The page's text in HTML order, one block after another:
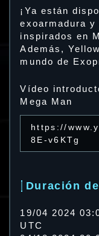
¡Ya están
exoarmadura
inspirados en
Además,
mundo de
Vídeo
Mega Man
https://
8E-v6KTg
Duración
19/04 2024
UTC